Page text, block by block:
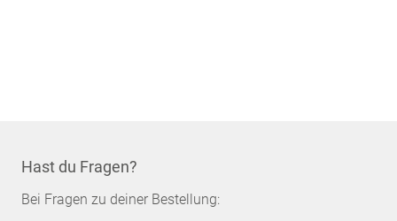
Hast du Fragen?
Bei Fragen zu deiner Bestellung: